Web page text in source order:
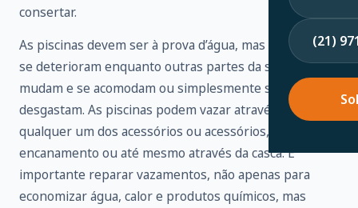
(21)
consertar.
As piscinas devem ser à prova d’água, mas os selantes
se deterioram enquanto outras partes da sua piscina
mudam e se acomodam ou simplesmente se
desgastam. As piscinas podem vazar através de
qualquer um dos acessórios ou acessórios,
encanamento ou até mesmo através da casca. É
importante reparar vazamentos, não apenas para
economizar água, calor e produtos químicos, mas